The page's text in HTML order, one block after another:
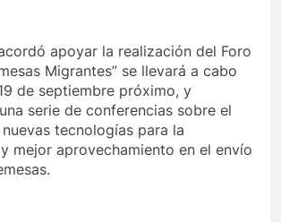
apoyar la realización del Foro
Migrantes” se llevará a cabo
de septiembre próximo, y
serie de conferencias sobre el
tecnologías para la
mejor aprovechamiento en el envío